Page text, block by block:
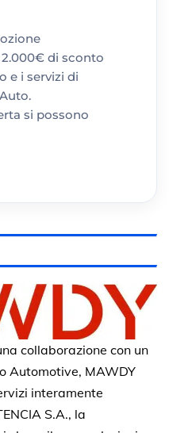
2.000€ di sconto
e i servizi di
si possono
collaborazione con un
Automotive, MAWDY
interamente
S.A., la